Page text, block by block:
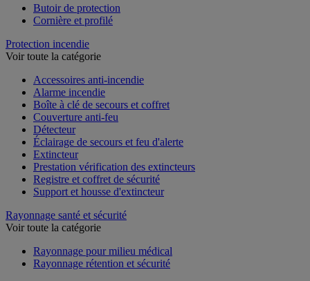
Butoir de protection
Cornière et profilé
Protection incendie
Voir toute la catégorie
Accessoires anti-incendie
Alarme incendie
Boîte à clé de secours et coffret
Couverture anti-feu
Détecteur
Éclairage de secours et feu d'alerte
Extincteur
Prestation vérification des extincteurs
Registre et coffret de sécurité
Support et housse d'extincteur
Rayonnage santé et sécurité
Voir toute la catégorie
Rayonnage pour milieu médical
Rayonnage rétention et sécurité